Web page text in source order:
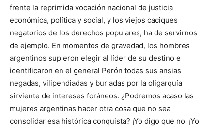
frente la reprimida vocación nacional de justicia
económica, política y social, y los viejos caciques
negatorios de los derechos populares, ha de servirnos
de ejemplo. En momentos de gravedad, los hombres
argentinos supieron elegir al líder de su destino e
identificaron en el general Perón todas sus ansias
negadas, vilipendiadas y burladas por la oligarquía
sirviente de intereses foráneos. ¿Podremos acaso las
mujeres argentinas hacer otra cosa que no sea
consolidar esa histórica conquista? ¡Yo digo que no! ¡Yo